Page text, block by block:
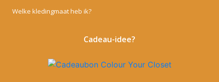
Welke kledingmaat heb ik?
Cadeau-idee?